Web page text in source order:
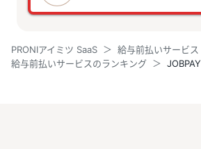
PRONIアイミツ SaaS
給与前払いサービス
給与前払いサービスのランキング
JOBPAY